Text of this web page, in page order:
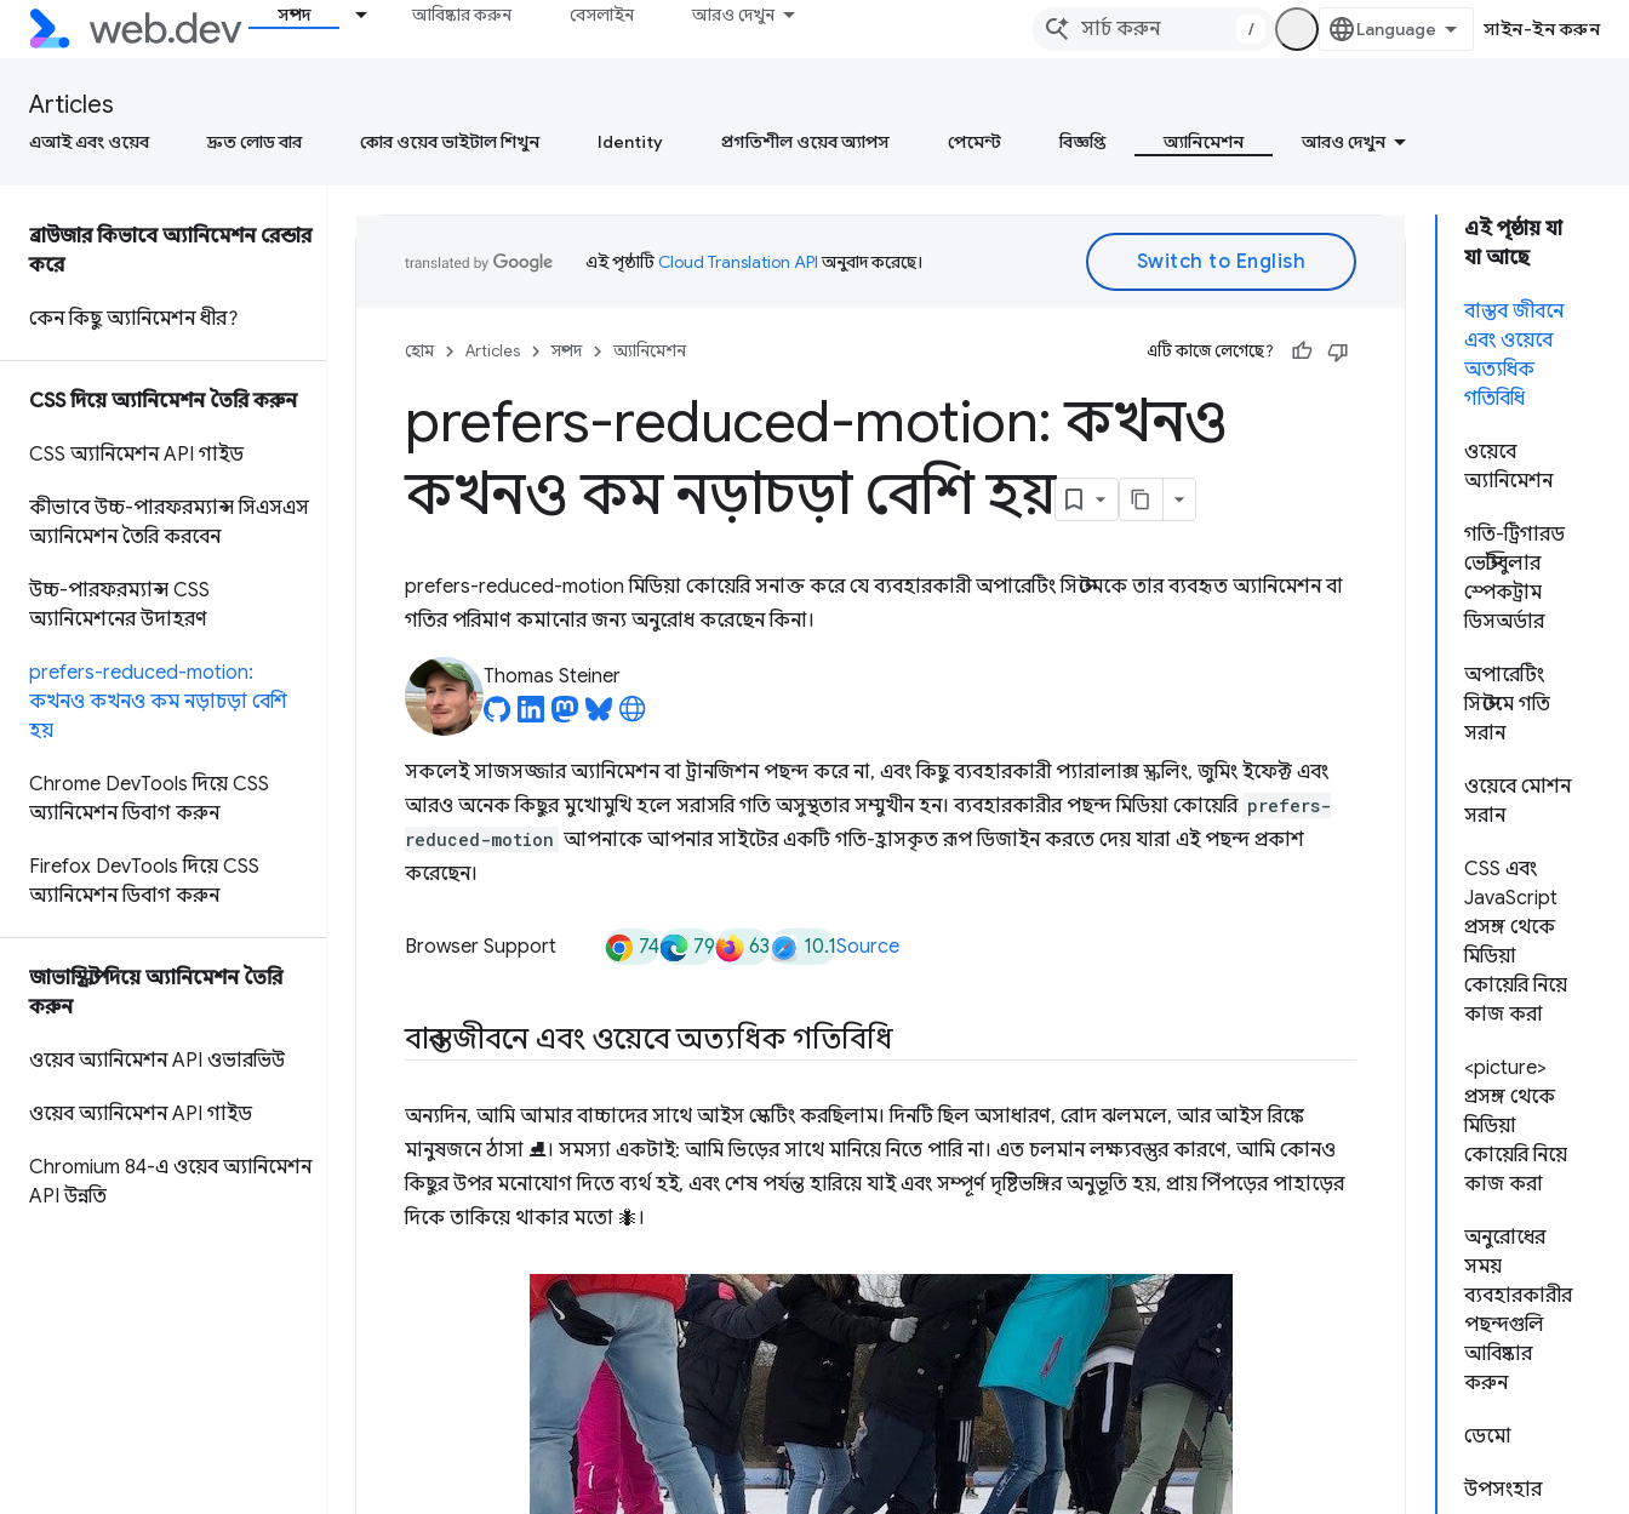
সম্পদ আবিষ্কার করুন বেসলাইন আরও দেখুন
/ সাইন-ইন করুন
Articles
এআই এবং ওয়েব দ্রুত লোড বার কোর ওয়েব ভাইটাল শিখুন Identity প্রগতিশীল ওয়েব অ্যাপস পেমেন্ট বিজ্ঞপ্তি অ্যানিমেশন আরও দেখুন
ব্রাউজার কিভাবে অ্যানিমেশন রেন্ডার
করে
কেন কিছু অ্যানিমেশন ধীর?
CSS দিয়ে অ্যানিমেশন তৈরি করুন
CSS অ্যানিমেশন API গাইড
কীভাবে উচ্চ-পারফরম্যান্স সিএসএস
অ্যানিমেশন তৈরি করবেন
উচ্চ-পারফরম্যান্স CSS
অ্যানিমেশনের উদাহরণ
prefers-reduced-motion:
কখনও কখনও কম নড়াচড়া বেশি
হয়
Chrome DevTools দিয়ে CSS
অ্যানিমেশন ডিবাগ করুন
Firefox DevTools দিয়ে CSS
অ্যানিমেশন ডিবাগ করুন
জাভাস্ক্রিপ্ট দিয়ে অ্যানিমেশন তৈরি
করুন
ওয়েব অ্যানিমেশন API ওভারভিউ
ওয়েব অ্যানিমেশন API গাইড
Chromium 84-এ ওয়েব অ্যানিমেশন
API উন্নতি
এই পৃষ্ঠায় যা
যা আছে
বাস্তব জীবনে
এবং ওয়েবে
অত্যধিক
গতিবিধি
ওয়েবে
অ্যানিমেশন
গতি-ট্রিগারড
ভেস্টিবুলার
স্পেকট্রাম
ডিসঅর্ডার
অপারেটিং
সিস্টেমে গতি
সরান
ওয়েবে মোশন
সরান
CSS এবং
JavaScript
প্রসঙ্গ থেকে
মিডিয়া
কোয়েরি নিয়ে
কাজ করা
<picture>
প্রসঙ্গ থেকে
মিডিয়া
কোয়েরি নিয়ে
কাজ করা
অনুরোধের
সময়
ব্যবহারকারীর
পছন্দগুলি
আবিষ্কার
করুন
ডেমো
উপসংহার
এই পৃষ্ঠাটিCloud Translation APIঅনুবাদ করেছে।
হোম Articles সম্পদ অ্যানিমেশন এটি কাজে লেগেছে?
prefers-reduced-motion: কখনও
কখনও কম নড়াচড়া বেশি হয়
prefers-reduced-motion মিডিয়া কোয়েরি সনাক্ত করে যে ব্যবহারকারী অপারেটিং সিস্টেমকে তার ব্যবহৃত অ্যানিমেশন বা
গতির পরিমাণ কমানোর জন্য অনুরোধ করেছেন কিনা।
Thomas Steiner
সকলেই সাজসজ্জার অ্যানিমেশন বা ট্রানজিশন পছন্দ করে না, এবং কিছু ব্যবহারকারী প্যারালাক্স স্ক্রলিং, জুমিং ইফেক্ট এবং
আরও অনেক কিছুর মুখোমুখি হলে সরাসরি গতি অসুস্থতার সম্মুখীন হন। ব্যবহারকারীর পছন্দ মিডিয়া কোয়েরি prefers-
reduced-motion আপনাকে আপনার সাইটের একটি গতি-হ্রাসকৃত রূপ ডিজাইন করতে দেয় যারা এই পছন্দ প্রকাশ
করেছেন।
Browser Support 74 79 63 10.1Source
বাস্তব জীবনে এবং ওয়েবে অত্যধিক গতিবিধি
অন্যদিন, আমি আমার বাচ্চাদের সাথে আইস স্কেটিং করছিলাম। দিনটি ছিল অসাধারণ, রোদ ঝলমলে, আর আইস রিঙ্কে
মানুষজনে ঠাসা ⛸। সমস্যা একটাই: আমি ভিড়ের সাথে মানিয়ে নিতে পারি না। এত চলমান লক্ষ্যবস্তুর কারণে, আমি কোনও
কিছুর উপর মনোযোগ দিতে ব্যর্থ হই, এবং শেষ পর্যন্ত হারিয়ে যাই এবং সম্পূর্ণ দৃষ্টিভঙ্গির অনুভূতি হয়, প্রায় পিঁপড়ের পাহাড়ের
দিকে তাকিয়ে থাকার মতো 🐜।